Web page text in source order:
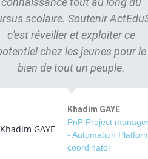
scolaire. Soutenir
c'est réveiller et exploiter ce
chez les jeunes pour le
bien de tout un peuple.
Khadim GAYE
PnP Project
- Automation
coordinator